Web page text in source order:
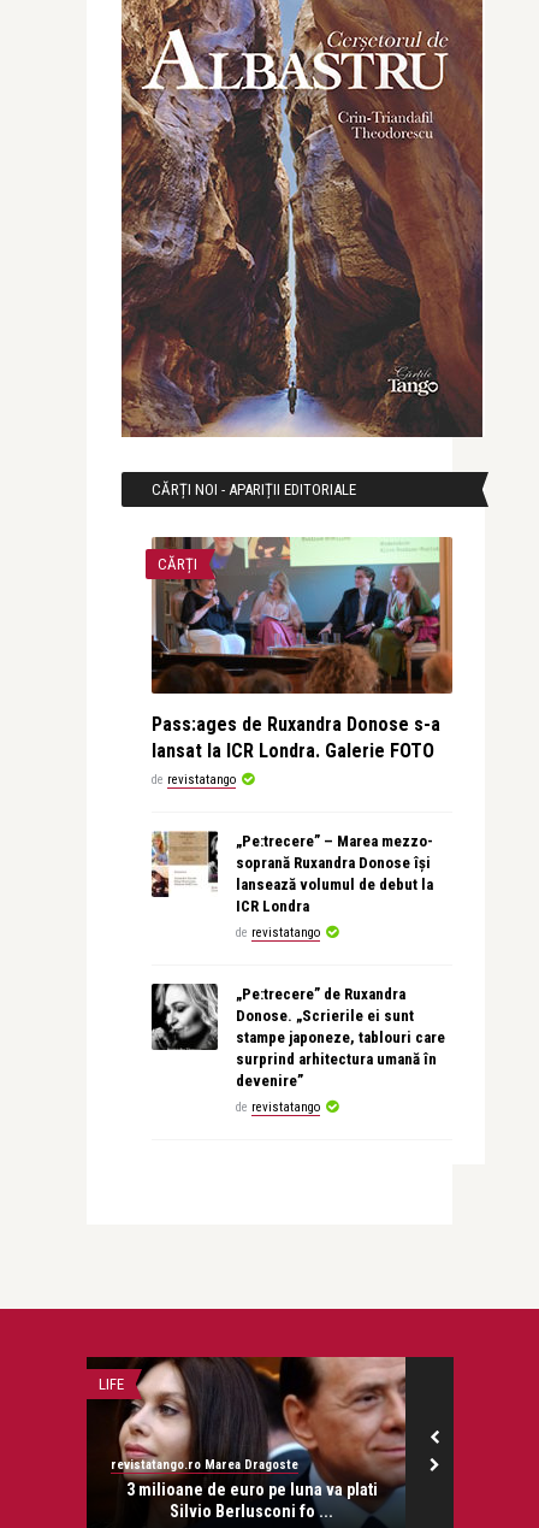
CĂRȚI NOI - APARIȚII EDITORIALE
CĂRȚI
Pass:ages de Ruxandra Donose s-a
lansat la ICR Londra. Galerie FOTO
de revistatango
„Pe:trecere” – Marea mezzo-
soprană Ruxandra Donose își
lansează volumul de debut la
ICR Londra
de revistatango
„Pe:trecere” de Ruxandra
Donose. „Scrierile ei sunt
stampe japoneze, tablouri care
surprind arhitectura umană în
devenire”
de revistatango
LIFE
revistatango.ro Marea Dragoste
3 milioane de euro pe luna va plati
Silvio Berlusconi fo ...